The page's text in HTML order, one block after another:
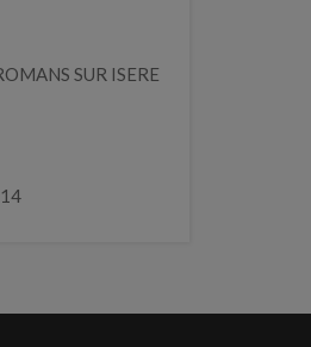
SUR ISERE